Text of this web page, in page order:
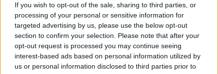
If you wish to opt-out of the sale, sharing to third parties, or
processing of your personal or sensitive information for
targeted advertising by us, please use the below opt-out
section to confirm your selection. Please note that after your
opt-out request is processed you may continue seeing
interest-based ads based on personal information utilized by
us or personal information disclosed to third parties prior to
ΕΛΛΆΔΑ
Τι λένε πραγματογνώμονες για την φονική μετωπική